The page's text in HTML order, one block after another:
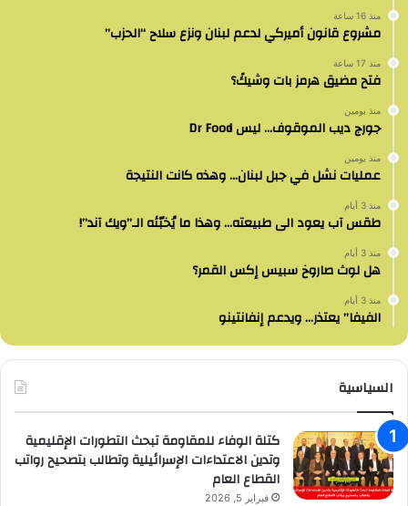
منذ 16 ساعة
مشروع قانون أميركي لدعم لبنان ونزع سلاح “الحزب”
منذ 17 ساعة
فتح مضيق هرمز بات وشيكً؟
منذ يومين
جورج ديب الموقوف… ليس Dr Food
منذ يومين
عمليات نشل في جبل لبنان… وهذه كانت النتيجة
منذ 3 أيام
طقس آب يعود الى طبيعته… وهذا ما يُخبّئه الـ”ويك آند”!
منذ 3 أيام
هل لوث صاروخ سبيس إكس القمر؟
منذ 3 أيام
الفيفا” يعتذر… ويدعم إنفانتينو
السياسية
كتلة الوفاء للمقاومة تبحث التطورات الإقليمية
وتدين الاعتداءات الإسرائيلية وتطالب بتصحيح رواتب
القطاع العام
فبراير 5, 2026